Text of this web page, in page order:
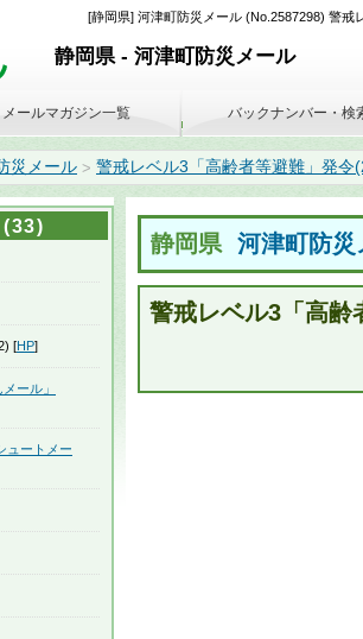
[静岡県] 河津町防災メール (No.2587298) 警戒
静岡県 - 河津町防災メール
災メール > 警戒レベル3「高齢者等避難」発
静岡県 河津町防災
警戒レベル3「高齢
メールマガジン一覧 バックナンバー・検
(33)
[HP]
ール」
ュートメー